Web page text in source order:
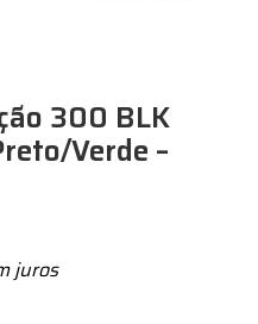
300 BLK
Verde –
juros